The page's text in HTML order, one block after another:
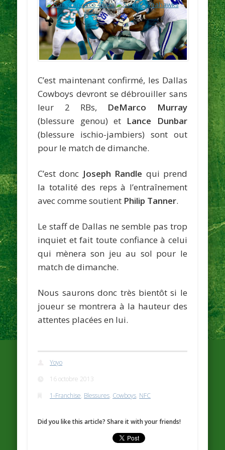
C’est maintenant confirmé, les Dallas
Cowboys devront se débrouiller sans
leur 2 RBs, DeMarco Murray
(blessure genou) et Lance Dunbar
(blessure ischio-jambiers) sont out
pour le match de dimanche.
C’est donc Joseph Randle qui prend
la totalité des reps à l’entraînement
avec comme soutient Philip Tanner.
Le staff de Dallas ne semble pas trop
inquiet et fait toute confiance à celui
qui mènera son jeu au sol pour le
match de dimanche.
Nous saurons donc très bientôt si le
joueur se montrera à la hauteur des
attentes placées en lui.
Yoyo
16 octobre 2013
1-Franchise, Blessures, Cowboys, NFC
Did you like this article? Share it with your friends!